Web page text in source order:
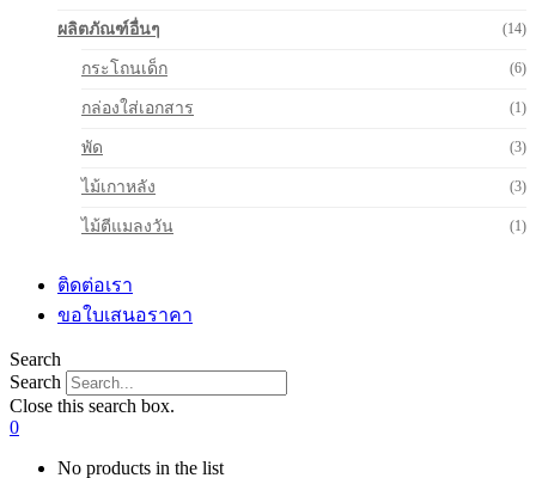
ผลิตภัณฑ์อื่นๆ (14)
กระโถนเด็ก (6)
กล่องใส่เอกสาร (1)
พัด (3)
ไม้เกาหลัง (3)
ไม้ตีแมลงวัน (1)
ติดต่อเรา
ขอใบเสนอราคา
Search
Search
Close this search box.
0
No products in the list